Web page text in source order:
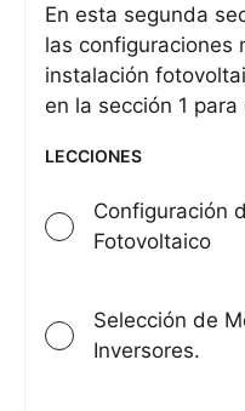
En esta segunda
las configuraciones
instalación
en la sección 1
LECCIONES
Configuración
Fotovoltaico
Selección de
Inversores.